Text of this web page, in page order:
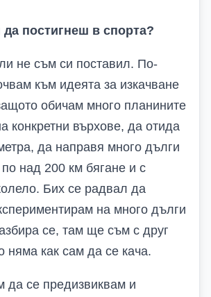
постигнеш в спорта?
не съм си поставил. По-
към идеята за изкачване
обичам много планините
конкретни върхове, да отида
да направя много дълги
над 200 км бягане и с
Бих се радвал да
на много дълги
се, там ще съм с друг
няма как сам да се кача.
да се предизвиквам и